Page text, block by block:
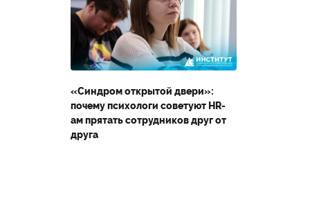
Второе высшее
Министерство науки и
высшего образования
Российской Федерации
«Синдром открытой двери»:
почему психологи советуют HR-
ам прятать сотрудников друг от
друга